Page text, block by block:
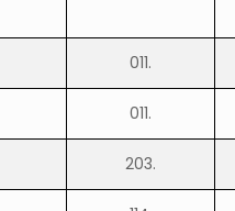
011.
011.
203.